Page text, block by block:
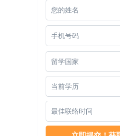
马来西亚泰莱大学留学
留学国家
当前学历
最佳联络时间